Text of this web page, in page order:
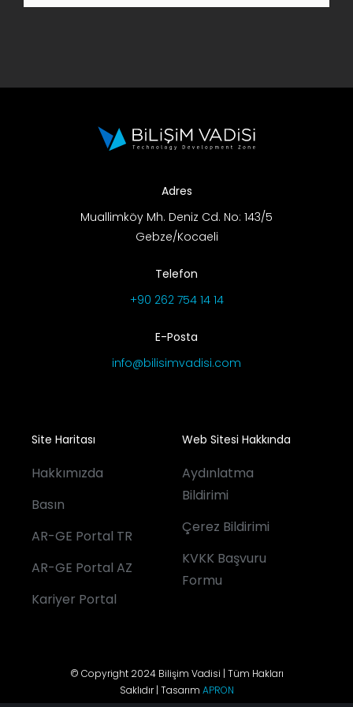
Adres
Muallimköy Mh. Deniz Cd. No: 143/5
Gebze/Kocaeli
Telefon
+90 262 754 14 14
E-Posta
info@bilisimvadisi.com
Site Haritası
Hakkımızda
Basın
AR-GE Portal TR
AR-GE Portal AZ
Kariyer Portal
Web Sitesi Hakkında
Aydınlatma
Bildirimi
Çerez Bildirimi
KVKK Başvuru
Formu
© Copyright 2024 Bilişim Vadisi | Tüm Hakları
Saklıdır | Tasarım APRON